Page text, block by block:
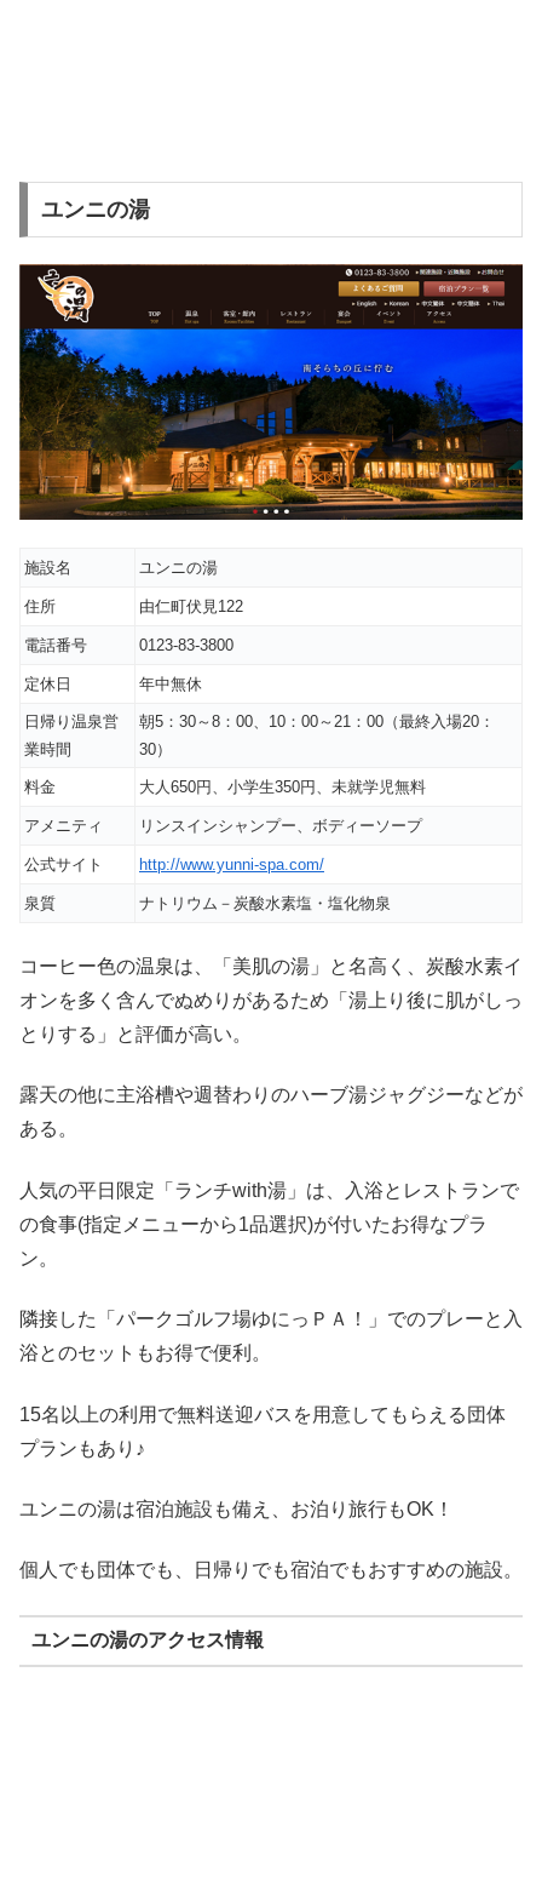
ユンニの湯
施設名 ユンニの湯
住所 由仁町伏見122
電話番号 0123-83-3800
定休日 年中無休
日帰り温泉営
業時間
朝5：30～8：00、10：00～21：00（最終入場20：
30）
料金 大人650円、小学生350円、未就学児無料
アメニティ リンスインシャンプー、ボディーソープ
公式サイト http://www.yunni-spa.com/
泉質 ナトリウム－炭酸水素塩・塩化物泉
コーヒー色の温泉は、「美肌の湯」と名高く、炭酸水素イ
オンを多く含んでぬめりがあるため「湯上り後に肌がしっ
とりする」と評価が高い。
露天の他に主浴槽や週替わりのハーブ湯ジャグジーなどが
ある。
人気の平日限定「ランチwith湯」は、入浴とレストランで
の食事(指定メニューから1品選択)が付いたお得なプラ
ン。
隣接した「パークゴルフ場ゆにっＰＡ！」でのプレーと入
浴とのセットもお得で便利。
15名以上の利用で無料送迎バスを用意してもらえる団体
プランもあり♪
ユンニの湯は宿泊施設も備え、お泊り旅行もOK！
個人でも団体でも、日帰りでも宿泊でもおすすめの施設。
ユンニの湯のアクセス情報